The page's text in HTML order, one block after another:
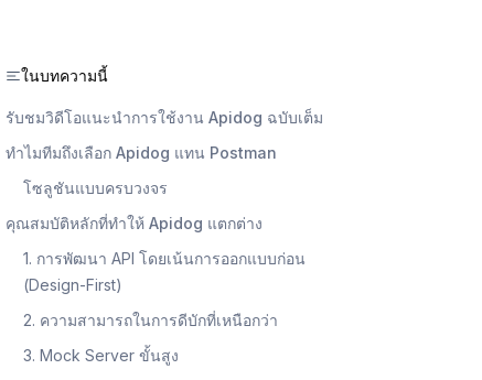
ในบทความนี้
รับชมวิดีโอแนะนำการใช้งาน Apidog ฉบับเต็ม
ทำไมทีมถึงเลือก Apidog แทน Postman
โซลูชันแบบครบวงจร
คุณสมบัติหลักที่ทำให้ Apidog แตกต่าง
1. การพัฒนา API โดยเน้นการออกแบบก่อน
(Design-First)
2. ความสามารถในการดีบักที่เหนือกว่า
3. Mock Server ขั้นสูง